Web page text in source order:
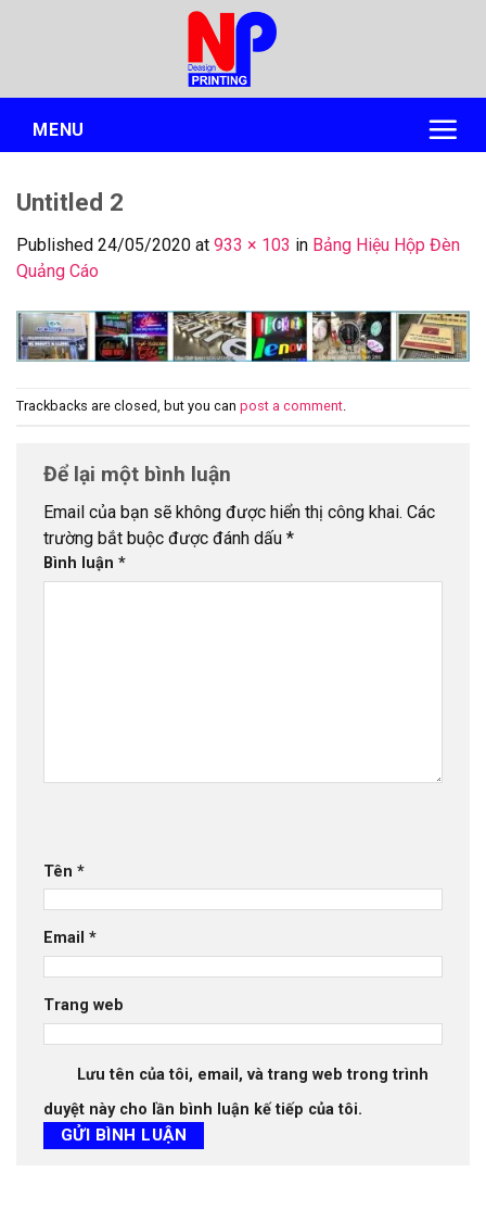
MENU
Untitled 2
Published 24/05/2020 at 933 × 103 in Bảng Hiệu Hộp Đèn
Quảng Cáo
Trackbacks are closed, but you can post a comment.
Để lại một bình luận
Email của bạn sẽ không được hiển thị công khai. Các
trường bắt buộc được đánh dấu *
Bình luận *
Tên *
Email *
Trang web
Lưu tên của tôi, email, và trang web trong trình
duyệt này cho lần bình luận kế tiếp của tôi.